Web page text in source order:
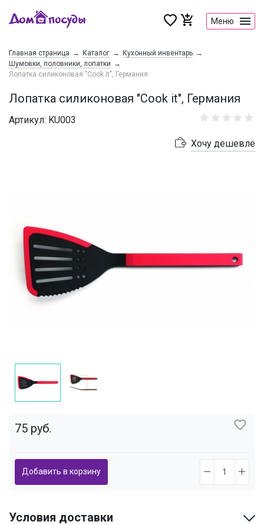
Меню
Главная страница Каталог
Кухонный инвентарь
Шумовки, половники, лопатки
Лопатка силиконовая "Cook it", Германия
Лопатка силиконовая "Cook it", Германия
Артикул: KU003
Хочу дешевле
75 руб.
Добавить в корзину
Условия доставки